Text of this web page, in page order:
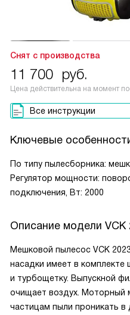
Снят с производства
11 700 руб.
Цена действительна на момент
Все инструкции
Ключевые
По типу пылесборника:
Регулятор мощности:
подключения, Вт: 2000
Описание модели VCK
Мешковой пылесос VCK
насадки имеет в комплекте
и турбощетку. Выпускной
очищает воздух. Моторный
частицам пыли проникать в